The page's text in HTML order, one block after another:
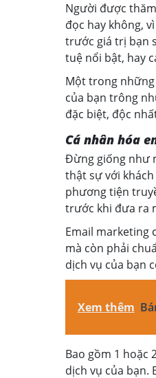
Người được
đọc hay không,
trước giá trị bạn
tuệ nổi bật, hay
Một trong những
của bạn trông
đặc biệt, độc
Cá nhân hóa
Đừng giống như
thật sự với
phương tiện
trước khi đưa ra
Email marketing
mà còn phải
dịch vụ của bạn
Xem thêm
Bao gồm 1 hoặc
dịch vụ của bạn.